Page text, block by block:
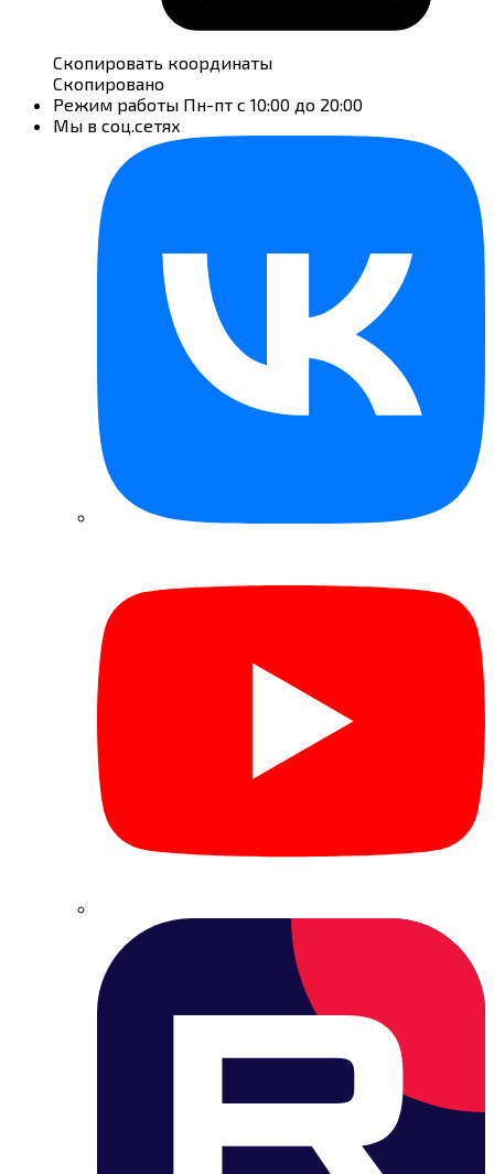
Скопировать координаты
Скопировано
Режим работы Пн-пт с 10:00 до 20:00
Мы в соц.сетях